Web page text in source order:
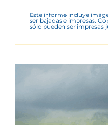
Este informe incluye
ser bajadas e impresas.
sólo pueden ser impresas